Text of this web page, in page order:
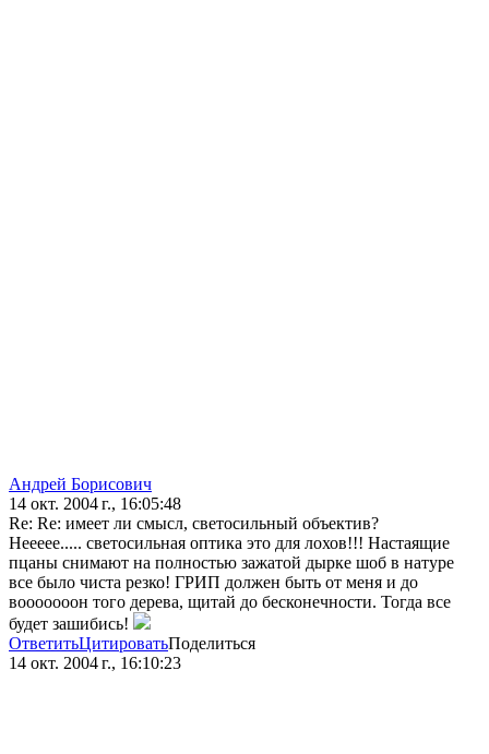
Андрей Борисович
14 окт. 2004 г., 16:05:48
Re: Re: имеет ли смысл, светосильный объектив?
Неееее..... светосильная оптика это для лохов!!! Настаящие
пцаны снимают на полностью зажатой дырке шоб в натуре
все было чиста резко! ГРИП должен быть от меня и до
вооооооон того дерева, щитай до бесконечности. Тогда все
будет зашибись!
ОтветитьЦитироватьПоделиться
14 окт. 2004 г., 16:10:23